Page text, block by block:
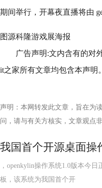
期间举行，开幕夜直播将由
图源科隆游戏展海报
广告声明:文内含有的对
it之家所有文章均包含本声明。
声明：本网转发此文章，旨在为
问，请与有关方核实，文章观点
我国首个开源桌面操
，openkylin操作系统1.0版本今
板，该系统为我国首个开